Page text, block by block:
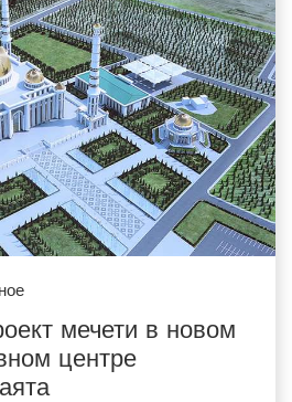
мечети в новом
центре